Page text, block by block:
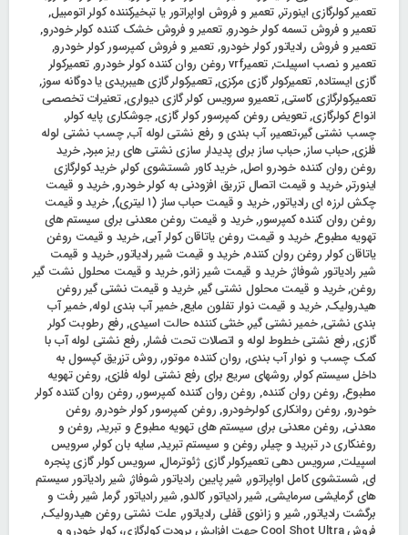
تعمیر کولرگازی اینورتر,تعمیر و فروش اواپراتور یا تبخیرکننده کولر اتومبیل,
تعمیر و فروش تسمه کولر خودرو,تعمیر و فروش خشک‌ کننده کولر خودرو,
تعمیر و فروش رادیاتور کولر خودرو,تعمیر و فروش کمپرسور کولر خودرو,
تعمیر و نصب اسپیلت,تعمیرvrf روغن روان کننده کولر خودرو ,تعمیرکولر
گازی ایستاده,تعمیرکولر گازی مرکزی,تعمیرکولر گازی هیبریدی یا دوگانه‌ سوز,
تعمیرکولرگازی کاستی,تعمیرو سرویس کولر گازی دیواری,تعنیرات تخصصی
انواع کولرگازی,تعویض روغن کمپرسور کولر گازی,جوشکاری پایه کولر,
چسب نشتی گیر،تعمیر، آب بندی و رفع نشتی لوله آب,چسب نشتی لوله
فلزی,حباب ساز,حباب ساز برای پدیدار سازی نشتی های ریز مبرد,خرید
روغن روان کننده خودرو اصل,خرید کاور شستشوی کولر,خرید کولرگازی
اینورتر,خرید و قیمت اتصال تزریق افزودنی به کولر خودرو,خرید و قیمت
چکش لرزه ای رادیاتور,خرید و قیمت حباب ساز (۱ لیتری) ,خرید و قیمت
روغن روان کننده کمپرسور,خرید و قیمت روغن معدنی برای سیستم های
تهویه مطبوع,خرید و قیمت روغن یاتاقان کولر آبی,خرید و قیمت روغن
یاتاقان کولر روغن روان کننده,خرید و قیمت شیر رادیاتور,خرید و قیمت
شیر رادیاتور شوفاژ,خرید و قیمت شیر زانو,خرید و قیمت محلول نشت گیر
روغن,خرید و قیمت محلول نشتی گیر,خرید و قیمت نشتی گیر روغن
هیدرولیک,خرید و قیمت نوار تفلون مایع,خمیر آب بندی لوله,خمیر آب
بندی نشتی,خمیر نشتی گیر,خنثی کننده حالت اسیدی,رفع رطوبت کولر
گازی,رفع نشتی خطوط لوله و اتصالات تحت فشار, رفع نشتی لوله آب با
کمک چسب و نوار آب بندی, روان کننده موتور,روش تزریق کپسول به
داخل سیستم کولر, روشهای سریع برای رفع نشتی لوله فلزی, روغن تهویه
مطبوع, روغن روان کننده, روغن روان کننده کمپرسور,روغن روان کننده کولر
خودرو, روغن روانکاری کولرخودرو,روغن کمپرسور کولر خودرو, روغن
معدنی, روغن معدنی برای سیستم های تهویه مطبوع و تبرید, روغن و
روغنکاری در تبرید و چیلر,روغن و سیستم تبرید,سایه بان کولر,سرویس
اسپیلت,سرویس دهی تعمیرکولر گازی ژئوترمال, سرویس کولر گازی پنجره
‌ای, شستشوی کامل اواپراتور, شیر پایین رادیاتور شوفاژ, شیر رادیاتور سیستم
های گرمایشی سرمایشی,شیر رادیاتور کالدو,شیر رادیاتور گرما, شیر رفت و
برگشت رادیاتور,شیر و زانوی قفلی رادیاتور, علت نشتی روغن هیدرولیک,
فروش Cool Shot Ultra جهت افزایش برودت کولرگازی، کولر خودرو و